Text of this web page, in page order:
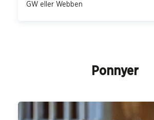
GW eller Webben
Ponnyer